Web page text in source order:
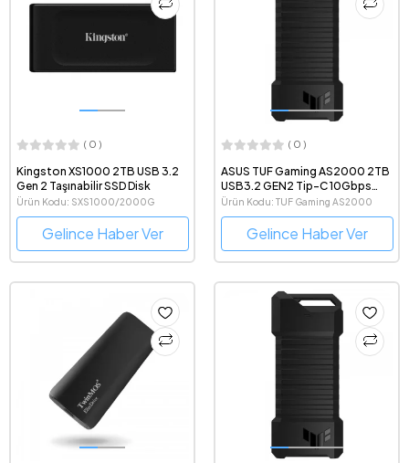
( 0 )
Kingston XS1000 2TB USB 3.2
Gen 2 Taşınabilir SSD Disk
Ürün Kodu: SXS1000/2000G
Gelince Haber Ver
( 0 )
ASUS TUF Gaming AS2000 2TB
USB3.2 GEN2 Tip-C 10Gbps
Taşınabilir SSD
Ürün Kodu: TUF Gaming AS2000
Gelince Haber Ver